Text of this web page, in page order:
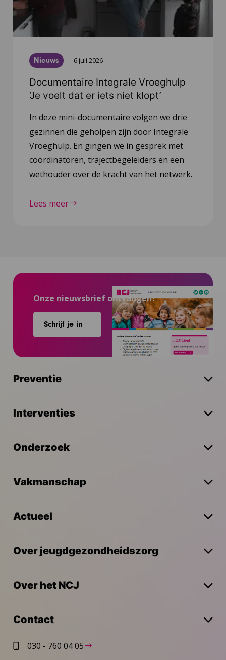
Nieuws 6 juli 2026
Documentaire Integrale Vroeghulp
‘Je voelt dat er iets niet klopt’
In deze mini-documentaire volgen we drie
gezinnen die geholpen zijn door Integrale
Vroeghulp. En gingen we in gesprek met
coördinatoren, trajectbegeleiders en een
wethouder over de kracht van het netwerk.
Lees meer
Onze nieuwsbrief ontvangen?
Schrijf je in
Preventie
Interventies
Onderzoek
Vakmanschap
Actueel
Over jeugdgezondheidszorg
Over het NCJ
Contact
030 - 760 04 05